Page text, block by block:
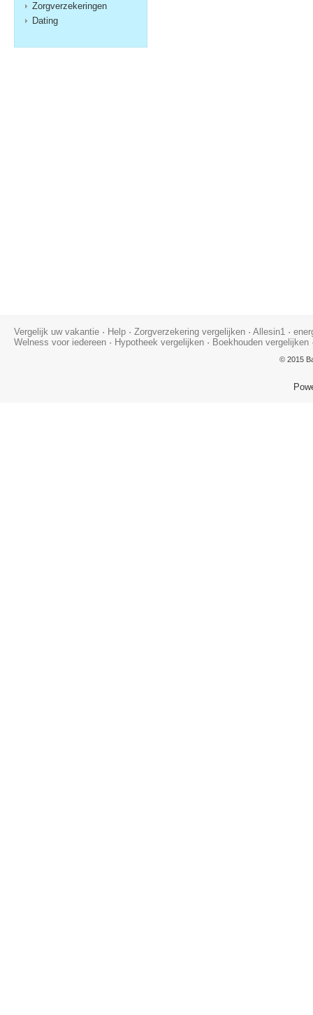
Zorgverzekeringen
Dating
Vergelijk uw vakantie · Help · Zorgverzekering vergelijken · Allesin1 ·
Welness voor iedereen· Hypotheek vergelijken· Boekhouden vergelijken
© 2015